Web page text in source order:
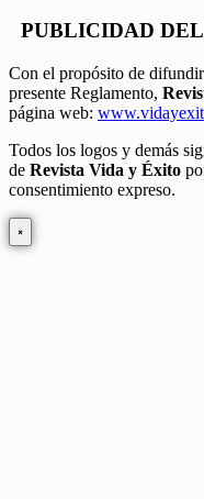
PUBLICIDAD
Con el propósito de
presente Reglamento,
página web:
Todos los logos y demás
de Revista Vida y Éxito
consentimiento expreso.
×